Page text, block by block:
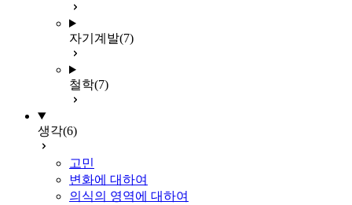
자기계발(7)
철학(7)
생각(6)
고민
변화에 대하여
의식의 영역에 대하여